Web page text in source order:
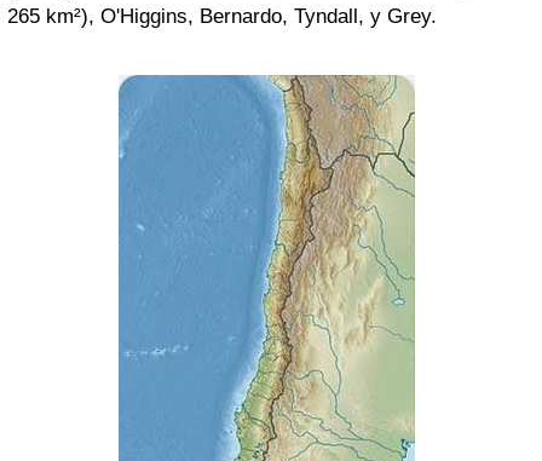
265 km²), O'Higgins, Bernardo, Tyndall, y Grey.